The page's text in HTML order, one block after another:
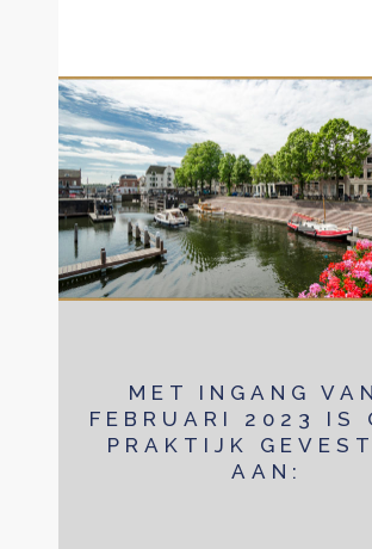
MET INGANG
FEBRUARI 2023 IS
PRAKTIJK
AAN: